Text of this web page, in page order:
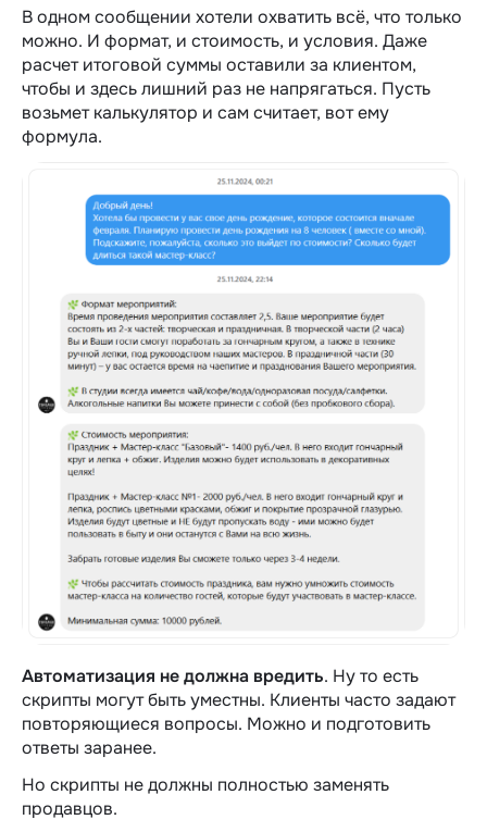
В одном сообщении хотели охватить всё, что только
можно. И формат, и стоимость, и условия. Даже
расчет итоговой суммы оставили за клиентом,
чтобы и здесь лишний раз не напрягаться. Пусть
возьмет калькулятор и сам считает, вот ему
формула.
Автоматизация не должна вредить. Ну то есть
скрипты могут быть уместны. Клиенты часто задают
повторяющиеся вопросы. Можно и подготовить
ответы заранее.
Но скрипты не должны полностью заменять
продавцов.